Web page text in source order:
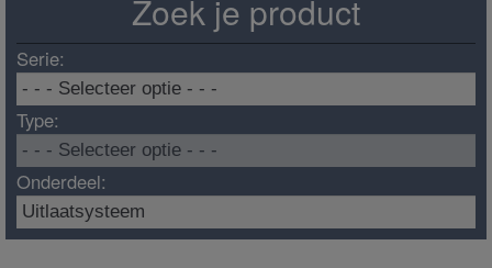
Zoek je product
Serie:
Type:
Onderdeel: